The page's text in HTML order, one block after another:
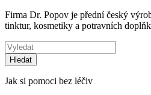
Firma Dr. Popov je přední český
tinktur, kosmetiky a potravních
Hledat
Jak si pomoci bez léčiv